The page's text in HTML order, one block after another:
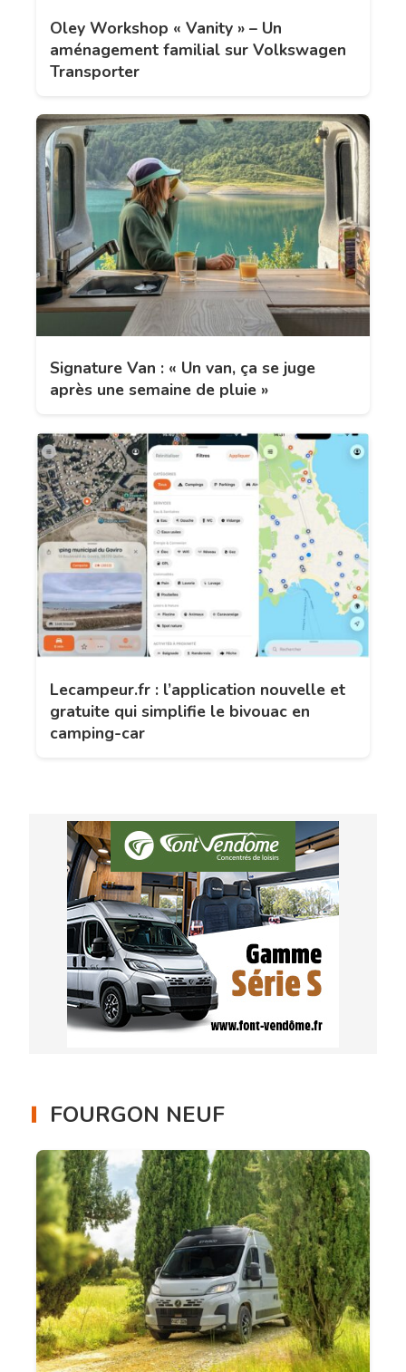
Oley Workshop « Vanity » – Un
aménagement familial sur Volkswagen
Transporter
Signature Van : « Un van, ça se juge
après une semaine de pluie »
Lecampeur.fr : l’application nouvelle et
gratuite qui simplifie le bivouac en
camping-car
FOURGON NEUF